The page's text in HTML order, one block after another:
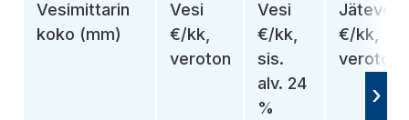
Vesimittarin
koko (mm)
Vesi
€/kk,
veroton
Vesi
€/kk,
sis.
alv. 24
%
Jätevesi
€/kk,
veroton